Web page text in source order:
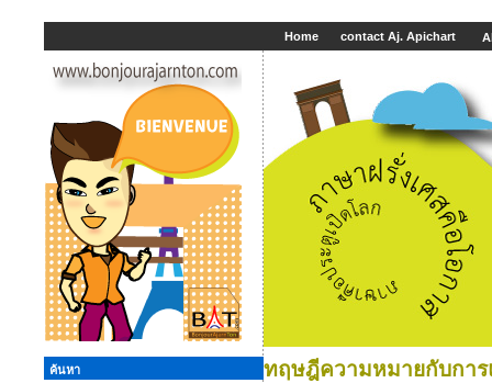
Home contact Aj. Apichart
ค้นหา ทฤษฎีความหมายกับกา